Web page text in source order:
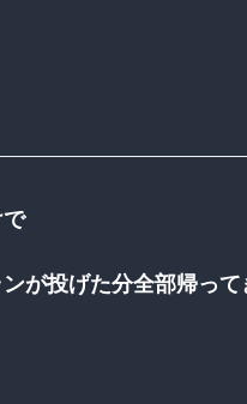
が投げた分全部帰って